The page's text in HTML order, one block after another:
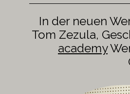
In der neuen
Tom Zezula,
academy